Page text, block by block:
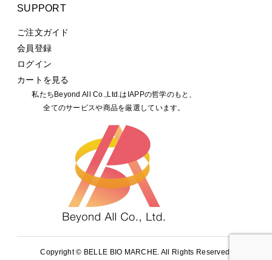
SUPPORT
ご注文ガイド
会員登録
ログイン
カートを見る
私たちBeyond All Co.,Ltd.はIAPPの哲学のもと、
全てのサービスや商品を厳選しています。
Copyright © BELLE BIO MARCHE. All Rights Reserved.